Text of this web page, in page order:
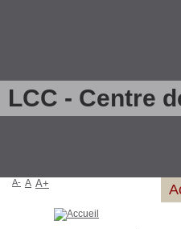
LCC - Centre
A- A A+